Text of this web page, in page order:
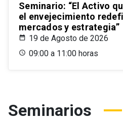
Seminario: “El Activo
el envejecimiento
mercados y estrategia”
19 de Agosto de 2026
09:00 a 11:00 horas
Seminarios